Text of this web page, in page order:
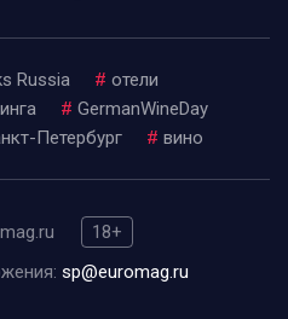
Russia # отели
# GermanWineDay
Петербург # вино
18+
sp@euromag.ru